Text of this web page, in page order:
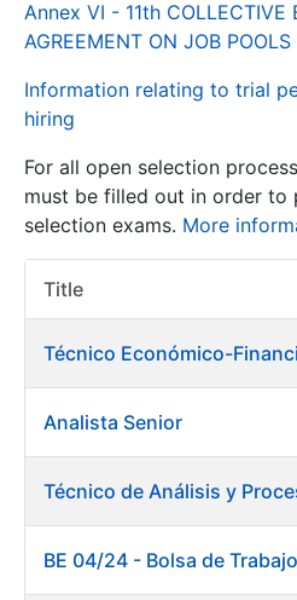
Show/Hide
Show/Hide
Show/Hide
Show/Hide
Annex VI - 11th COLLECTIVE
AGREEMENT ON JOB POOLS
Information relating to trial
hiring
For all open selection
must be filled out in order to
selection exams. More
Title
Técnico Económico-
Analista Senior